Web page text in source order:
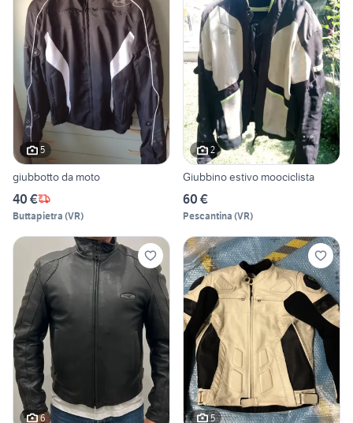
5
giubbotto da moto
40 €
Buttapietra (VR)
2
Giubbino estivo moociclista
60 €
Pescantina (VR)
6 5